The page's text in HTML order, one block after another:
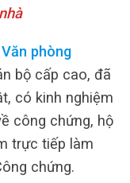
phòng
bộ cấp cao, đã
có kinh nghiệm
công chứng, hộ
trực tiếp làm
chứng.